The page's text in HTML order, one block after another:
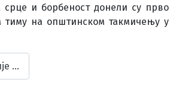
срце и борбеност донели су прво
тиму на општинском такмичењу у
…